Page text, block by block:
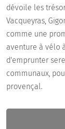
dévoile les
Vacqueyras,
comme une
aventure à vélo
d'emprunter
communaux,
provençal.